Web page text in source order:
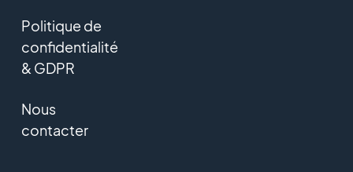
Politique de
confidentialité
& GDPR
Nous
contacter